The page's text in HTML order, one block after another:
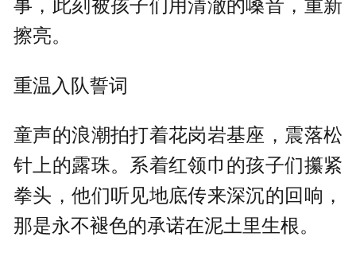
事，此刻被孩子们用清澈的嗓音，重新
擦亮。
重温入队誓词
童声的浪潮拍打着花岗岩基座，震落松
针上的露珠。系着红领巾的孩子们攥紧
拳头，他们听见地底传来深沉的回响，
那是永不褪色的承诺在泥土里生根。